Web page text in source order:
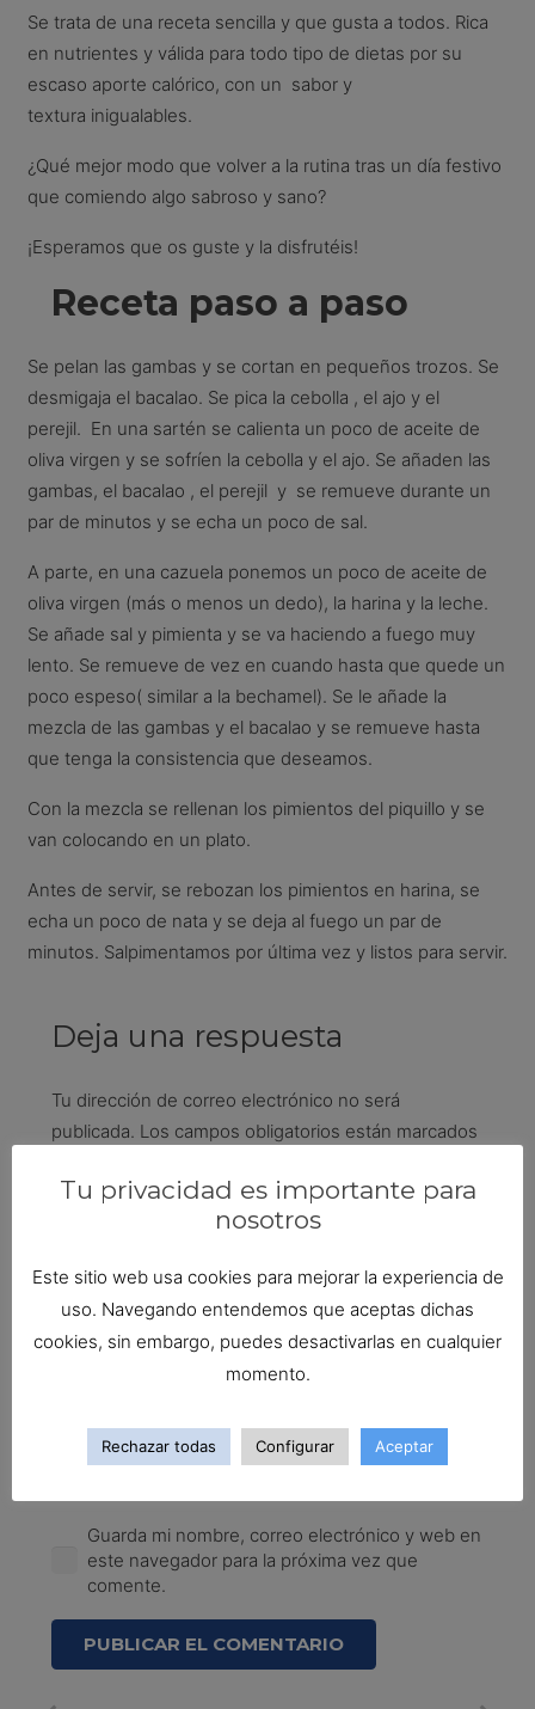
Se trata de una receta sencilla y que gusta a todos. Rica
en nutrientes y válida para todo tipo de dietas por su
escaso aporte calórico, con un sabor y
textura inigualables.
¿Qué mejor modo que volver a la rutina tras un día festivo
que comiendo algo sabroso y sano?
¡Esperamos que os guste y la disfrutéis!
Receta paso a paso
Se pelan las gambas y se cortan en pequeños trozos. Se
desmigaja el bacalao. Se pica la cebolla , el ajo y el
perejil. En una sartén se calienta un poco de aceite de
oliva virgen y se sofríen la cebolla y el ajo. Se añaden las
gambas, el bacalao , el perejil y se remueve durante un
par de minutos y se echa un poco de sal.
A parte, en una cazuela ponemos un poco de aceite de
oliva virgen (más o menos un dedo), la harina y la leche.
Se añade sal y pimienta y se va haciendo a fuego muy
lento. Se remueve de vez en cuando hasta que quede un
poco espeso( similar a la bechamel). Se le añade la
mezcla de las gambas y el bacalao y se remueve hasta
que tenga la consistencia que deseamos.
Con la mezcla se rellenan los pimientos del piquillo y se
van colocando en un plato.
Antes de servir, se rebozan los pimientos en harina, se
echa un poco de nata y se deja al fuego un par de
minutos. Salpimentamos por última vez y listos para servir.
Deja una respuesta
Tu dirección de correo electrónico no será
publicada. Los campos obligatorios están marcados
Guarda mi nombre, correo electrónico y web en
este navegador para la próxima vez que
comente.
PUBLICAR EL COMENTARIO
Tu privacidad es importante para
nosotros
Este sitio web usa cookies para mejorar la experiencia de
uso. Navegando entendemos que aceptas dichas
cookies, sin embargo, puedes desactivarlas en cualquier
momento.
Rechazar todas Configurar Aceptar